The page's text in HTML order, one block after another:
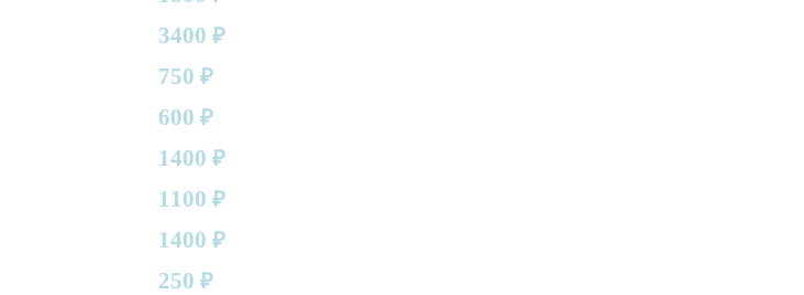
3400 ₽
750 ₽
600 ₽
1400 ₽
1100 ₽
1400 ₽
250 ₽